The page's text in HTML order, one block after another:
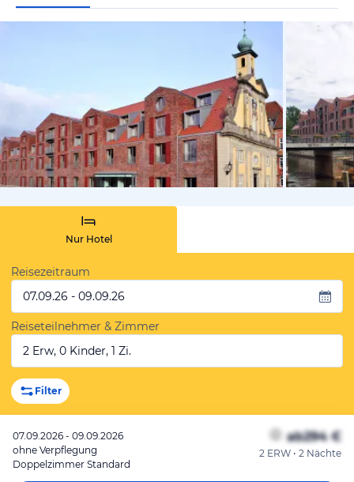
vom
Nur Hotel
Reisezeitraum
07.09.26 - 09.09.26
Reiseteilnehmer & Zimmer
2 Erw, 0 Kinder, 1 Zi.
Filter
07.09.2026 - 09.09.2026
ohne Verpflegung
Doppelzimmer Standard
ab294 €
2 ERW • 2 Nächte